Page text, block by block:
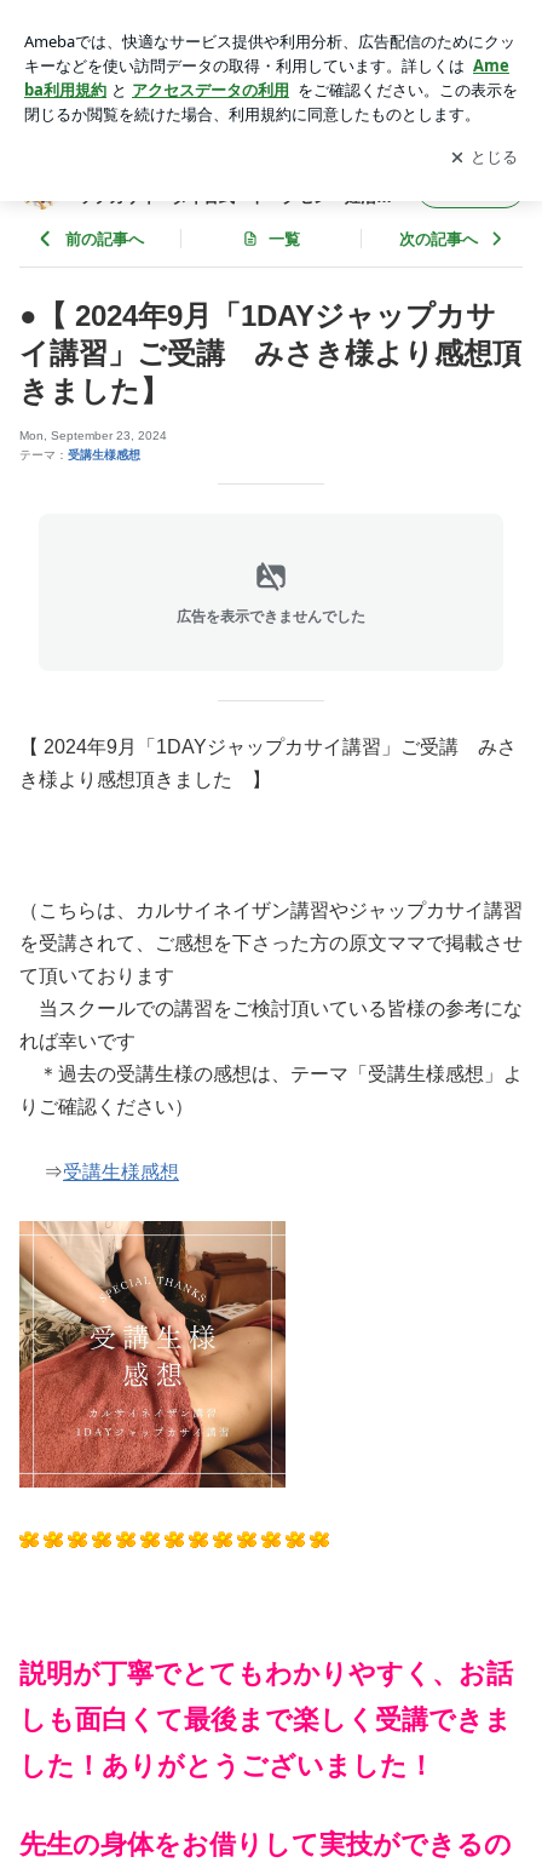
様より感想頂きました】 | ◆東村山 カルサイネイザン講習と施
術・ジャップカサイ・タイ古式・トークセン・妊活施術・内臓
整体◆
アプリをダウンロードして ブログの更新通知
を受け取りまし
ょう。
開く
ップカサイ・タイ古式・トークセン・妊活施
前の記事へ 一覧 次の記事へ
●【 2024年9月「1DAYジャップカサ
イ講習」ご受講 みさき様より感想頂
きました】
Mon, September 23, 2024
テーマ： 受講生様感想
広告を表示できませんでした
【 2024年9月「1DAYジャップカサイ講習」ご受講 みさ
き様より感想頂きました
】
（こちらは、カルサイネイザン講習やジャップカサイ講習
を受講されて、ご感想を下さった方の原文ママで掲載させ
て頂いております
当スクールでの講習をご検討頂いている皆様の参考にな
れば幸いです
＊過去の受講生様の感想は、テーマ「受講生様感想」よ
りご確認ください）
⇒受講生様感想
説明が丁寧でとてもわかりやすく、お話
しも面白くて最後まで楽しく受講できま
した！ありがとうございました！
先生の身体をお借りして実技ができるの